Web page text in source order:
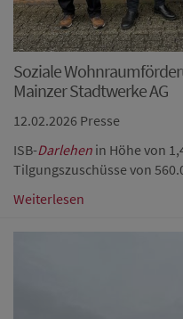
Soziale
Mainzer Stadtwerke AG
12.02.2026 Presse
ISB-Darlehen in Höhe von
Tilgungszuschüsse von
Weiterlesen